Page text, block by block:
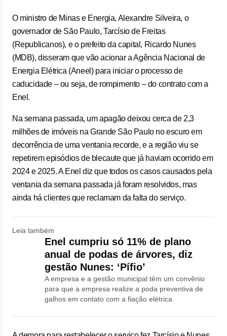
O ministro de Minas e Energia, Alexandre Silveira, o
governador de São Paulo, Tarcísio de Freitas
(Republicanos), e o prefeito da capital, Ricardo Nunes
(MDB), disseram que vão acionar a Agência Nacional de
Energia Elétrica (Aneel) para iniciar o processo de
caducidade – ou seja, de rompimento – do contrato com a
Enel.
Na semana passada, um apagão deixou cerca de 2,3
milhões de imóveis na Grande São Paulo no escuro em
decorrência de uma ventania recorde, e a região viu se
repetirem episódios de blecaute que já haviam ocorrido em
2024 e 2025. A Enel diz que todos os casos causados pela
ventania da semana passada já foram resolvidos, mas
ainda há clientes que reclamam da falta do serviço.
Leia também
Enel cumpriu só 11% de plano
anual de podas de árvores, diz
gestão Nunes: ‘Pífio’
A empresa e a gestão municipal têm um convênio
para que a empresa realize a poda preventiva de
galhos em contato com a fiação elétrica